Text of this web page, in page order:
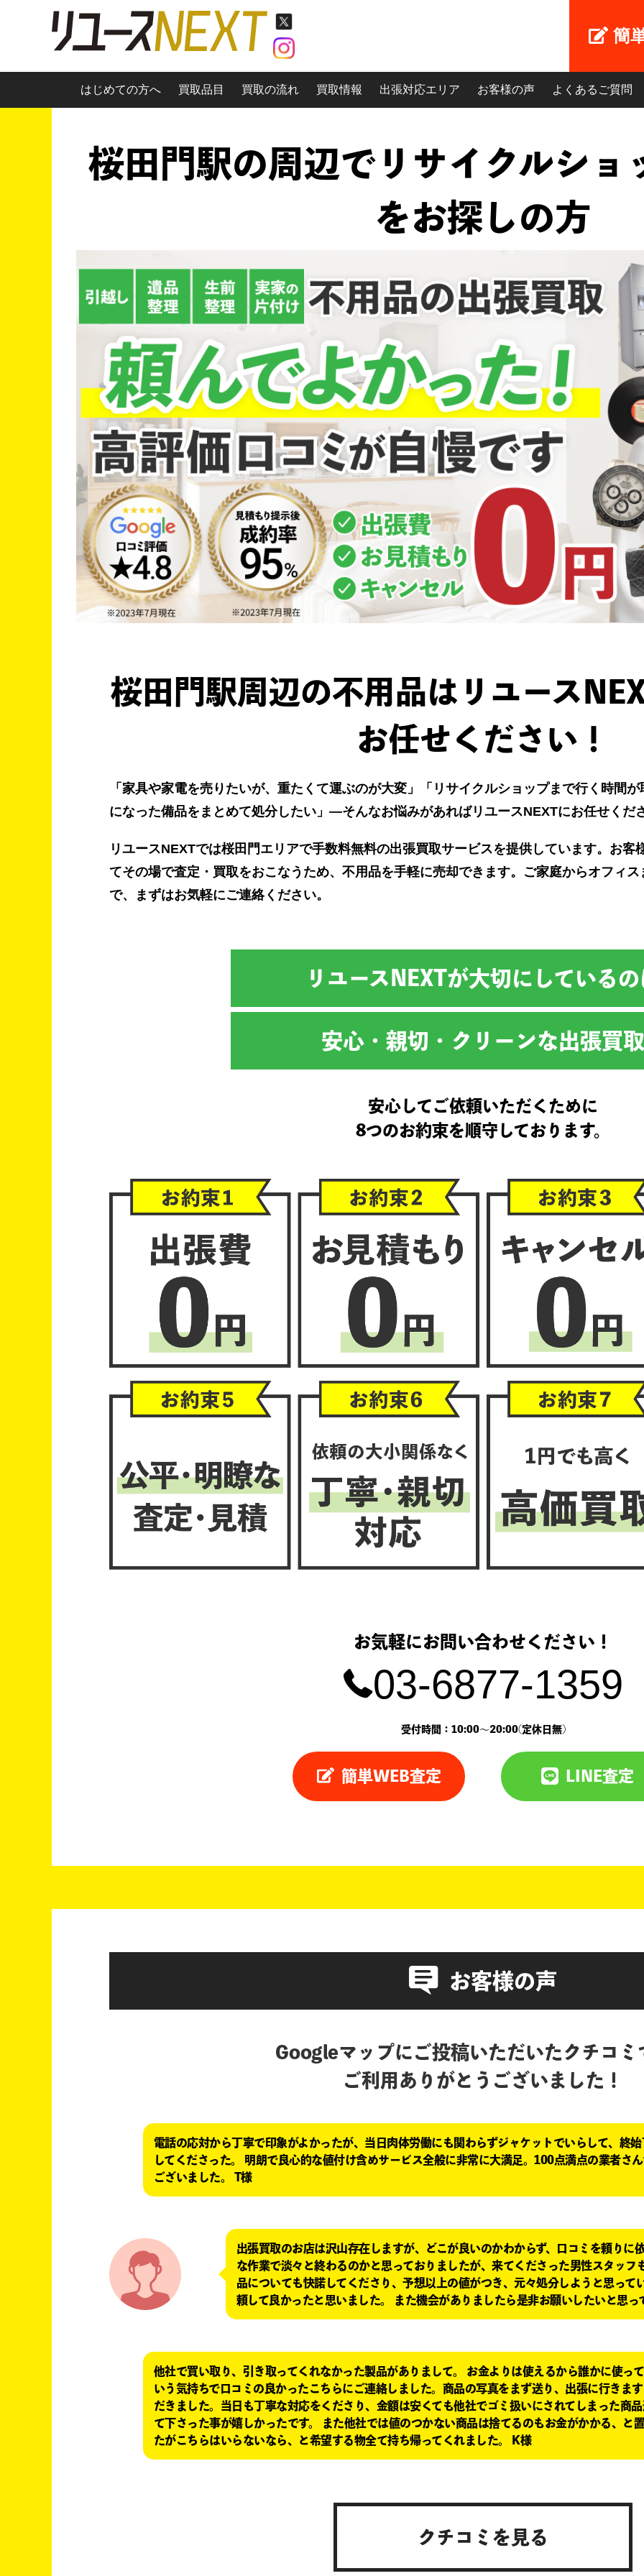
簡
はじめての方へ 買取品目 買取の流れ 買取情報 出張対応エリア お客様の声 よくあるご質問
桜田門駅の周辺でリサイクルショ
をお探しの方
桜田門駅周辺の不用品はリユース
お任せください！
「家具や家電を売りたいが、重たくて運ぶのが大変」「リサイクルショップまで行く時間
になった備品をまとめて処分したい」—そんなお悩みがあればリユースNEXTにお任せくだ
リユースNEXTでは桜田門エリアで手数料無料の出張買取サービスを提供しています。お客
てその場で査定・買取をおこなうため、不用品を手軽に売却できます。ご家庭からオフィ
で、まずはお気軽にご連絡ください。
リユースNEXTが大切にしているの
安心・親切・クリーンな出張買取
安心してご依頼いただくために
8つのお約束を順守しております。
お気軽にお問い合わせください！
03-6877-1359
受付時間：10:00〜20:00(定休日無)
簡単WEB査定 LINE査定
お客様の声
Googleマップにご投稿いただいたクチコミ
ご利用ありがとうございました！
電話の応対から丁寧で印象がよかったが、当日肉体労働にも関わらずジャケットでいらして、終
してくださった。 明朗で良心的な値付け含めサービス全般に非常に大満足。100点満点の業者さ
ございました。 T様
出張買取のお店は沢山存在しますが、どこが良いのかわからず、口コミを頼りに
な作業で淡々と終わるのかと思っておりましたが、来てくださった男性スタッフ
品についても快諾してくださり、予想以上の値がつき、元々処分しようと思って
頼して良かったと思いました。 また機会がありましたら是非お願いしたいと思っ
他社で買い取り、引き取ってくれなかった製品がありまして。 お金よりは使えるから誰かに使っ
いう気持ちで口コミの良かったこちらにご連絡しました。商品の写真をまず送り、出張に行きま
だきました。当日も丁寧な対応をくださり、金額は安くても他社でゴミ扱いにされてしまった商
て下さった事が嬉しかったです。 また他社では値のつかない商品は捨てるのもお金がかかる、と
たがこちらはいらないなら、と希望する物全て持ち帰ってくれました。 K様
クチコミを見る